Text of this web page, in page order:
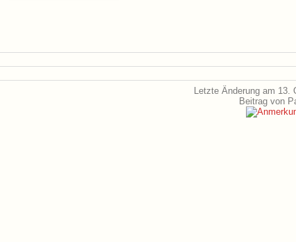
Letzte Änderung am 13.
Beitrag von